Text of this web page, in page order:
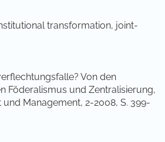
transformation, joint-
Von den
Föderalismus und Zentralisierung,
Management, 2-2008, S. 399-